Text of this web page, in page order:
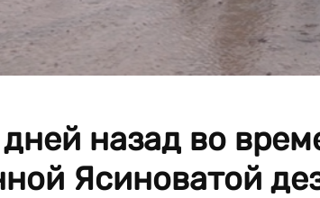
назад во
Ясиноватой